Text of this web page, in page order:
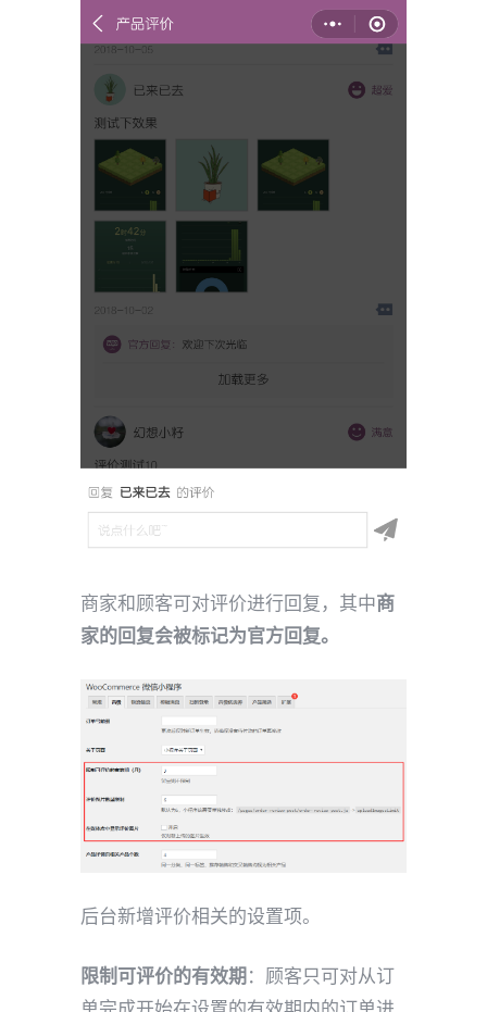
商家和顾客可对评价进行回复，其中商
家的回复会被标记为官方回复。
后台新增评价相关的设置项。
限制可评价的有效期 ：顾客只可对从订